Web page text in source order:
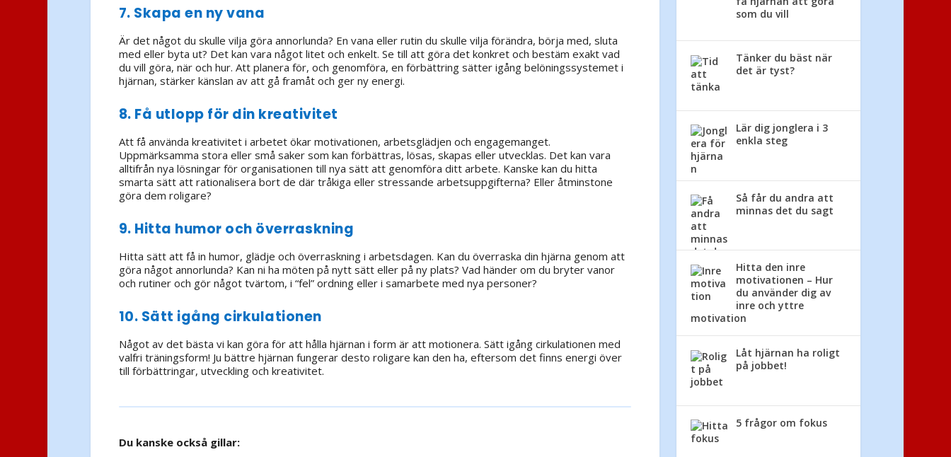
7. Skapa en ny vana
Är det något du skulle vilja göra annorlunda? En vana eller rutin du skulle vilja förändra, börja med, sluta
med eller byta ut? Det kan vara något litet och enkelt. Se till att göra det konkret och bestäm exakt vad
du vill göra, när och hur. Att planera för, och genomföra, en förbättring sätter igång belöningssystemet i
hjärnan, stärker känslan av att gå framåt och ger ny energi.
8. Få utlopp för din kreativitet
Att få använda kreativitet i arbetet ökar motivationen, arbetsglädjen och engagemanget.
Uppmärksamma stora eller små saker som kan förbättras, lösas, skapas eller utvecklas. Det kan vara
alltifrån nya lösningar för organisationen till nya sätt att genomföra ditt arbete. Kanske kan du hitta
smarta sätt att rationalisera bort de där tråkiga eller stressande arbetsuppgifterna? Eller åtminstone
göra dem roligare?
9. Hitta humor och överraskning
Hitta sätt att få in humor, glädje och överraskning i arbetsdagen. Kan du överraska din hjärna genom att
göra något annorlunda? Kan ni ha möten på nytt sätt eller på ny plats? Vad händer om du bryter vanor
och rutiner och gör något tvärtom, i “fel” ordning eller i samarbete med nya personer?
10. Sätt igång cirkulationen
Något av det bästa vi kan göra för att hålla hjärnan i form är att motionera. Sätt igång cirkulationen med
valfri träningsform! Ju bättre hjärnan fungerar desto roligare kan den ha, eftersom det finns energi över
till förbättringar, utveckling och kreativitet.
Du kanske också gillar:
som du vill
Tänker du bäst när
det är tyst?
Lär dig jonglera i 3
enkla steg
Så får du andra att
minnas det du sagt
Hitta den inre
motivationen – Hur
du använder dig av
inre och yttre
motivation
Låt hjärnan ha roligt
på jobbet!
5 frågor om fokus